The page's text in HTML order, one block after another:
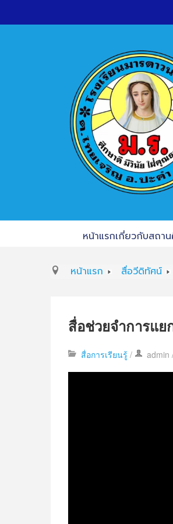
หน้าแรกเกี่ยวกับสถา
หน้าแรก สื่อวีดิทัศน์
สื่อช่วยจำการแ
สื่อการเรียนรู้/ admin